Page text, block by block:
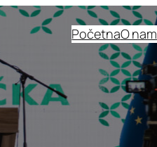
PočetnaO